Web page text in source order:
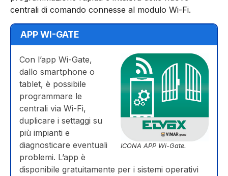
centrali di comando connesse al modulo Wi-Fi.
APP WI-GATE
ICONA APP Wi-Gate.
Con l’app Wi-Gate,
dallo smartphone o
tablet, è possibile
programmare le
centrali via Wi-Fi,
duplicare i settaggi su
più impianti e
diagnosticare eventuali
problemi. L’app è
disponibile gratuitamente per i sistemi operativi